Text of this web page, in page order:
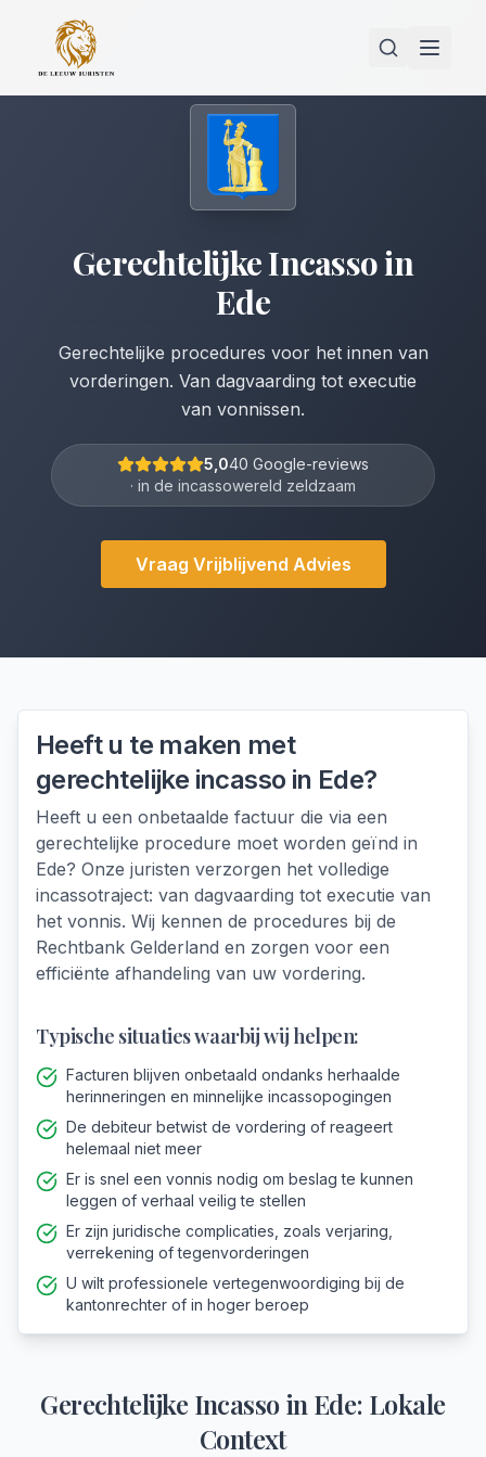
Gerechtelijke Incassoin
Ede
Gerechtelijke procedures voor het innen van
vorderingen. Van dagvaarding tot executie
van vonnissen.
5,040 Google-reviews
· in de incassowereld zeldzaam
Vraag Vrijblijvend Advies
Heeft u te maken met
gerechtelijke incasso in Ede?
Heeft u een onbetaalde factuur die via een
gerechtelijke procedure moet worden geïnd in
Ede? Onze juristen verzorgen het volledige
incassotraject: van dagvaarding tot executie van
het vonnis. Wij kennen de procedures bij de
Rechtbank Gelderland en zorgen voor een
efficiënte afhandeling van uw vordering.
Typische situaties waarbij wij helpen:
Facturen blijven onbetaald ondanks herhaalde
herinneringen en minnelijke incassopogingen
De debiteur betwist de vordering of reageert
helemaal niet meer
Er is snel een vonnis nodig om beslag te kunnen
leggen of verhaal veilig te stellen
Er zijn juridische complicaties, zoals verjaring,
verrekening of tegenvorderingen
U wilt professionele vertegenwoordiging bij de
kantonrechter of in hoger beroep
Gerechtelijke Incassoin Ede: Lokale
Context